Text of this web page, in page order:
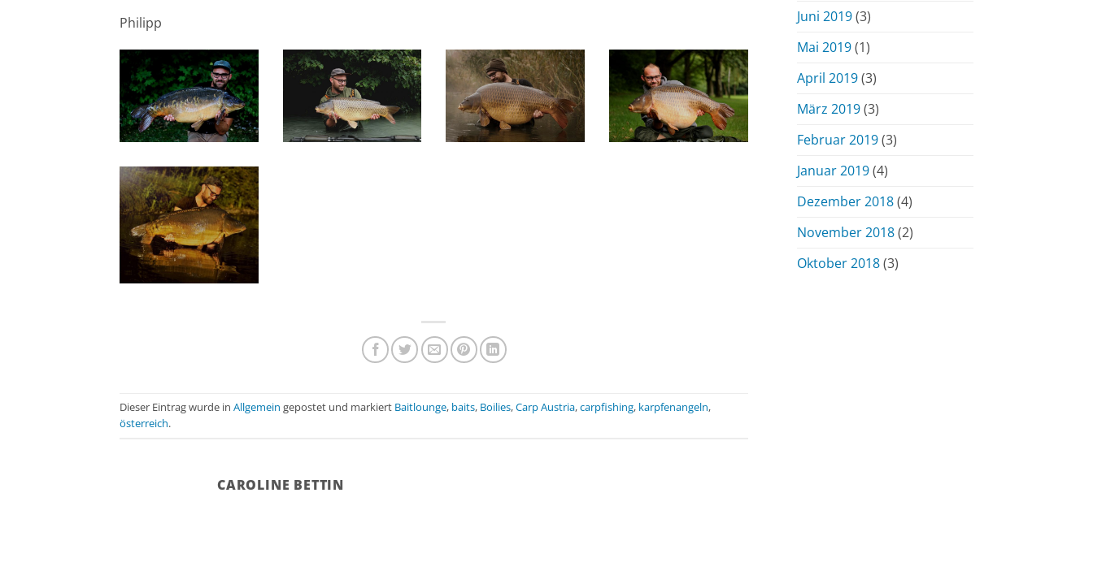
Philipp
Dieser Eintrag wurde in Allgemein gepostet und markiert Baitlounge, baits, Boilies,Carp Austria,carpfishing, karpfenangeln,
österreich.
CAROLINE BETTIN
Juni 2019(3)
Mai 2019(1)
April 2019(3)
März 2019(3)
Februar 2019(3)
Januar 2019(4)
Dezember 2018(4)
November 2018(2)
Oktober 2018(3)